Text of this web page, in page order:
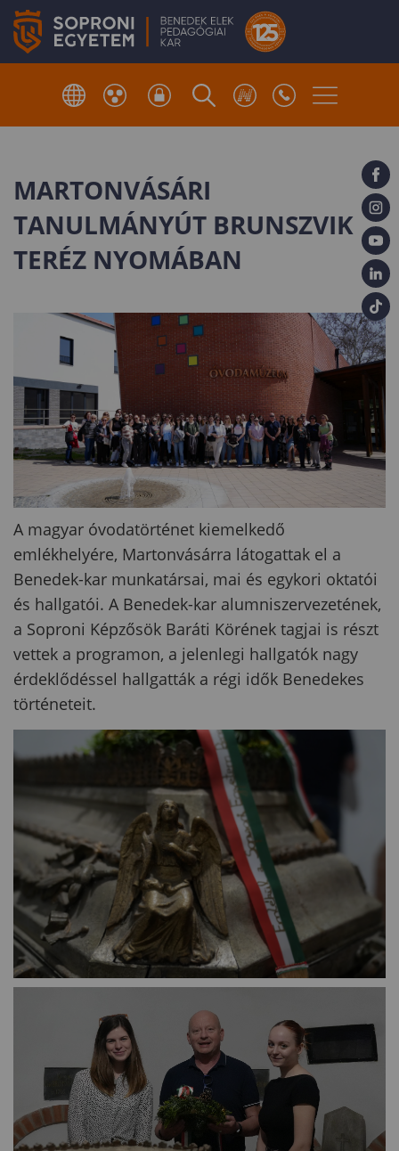
MARTONVÁSÁRI
TANULMÁNYÚT BRUNSZVIK
TERÉZ NYOMÁBAN
A magyar óvodatörténet kiemelkedő
emlékhelyére, Martonvásárra látogattak el a
Benedek-kar munkatársai, mai és egykori oktatói
és hallgatói. A Benedek-kar alumniszervezetének,
a Soproni Képzősök Baráti Körének tagjai is részt
vettek a programon, a jelenlegi hallgatók nagy
érdeklődéssel hallgatták a régi idők Benedekes
történeteit.